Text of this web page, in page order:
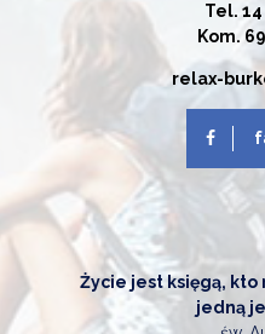
Tel.
Kom.
relax-
Życie jest księgą,
jedną